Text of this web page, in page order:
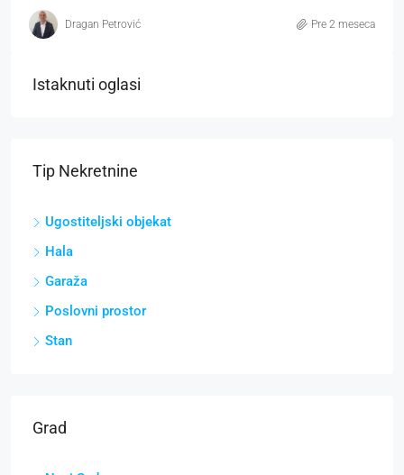
Dragan Petrović Pre 2 meseca
Istaknuti oglasi
Tip Nekretnine
Ugostiteljski objekat
Hala
Garaža
Poslovni prostor
Stan
Grad